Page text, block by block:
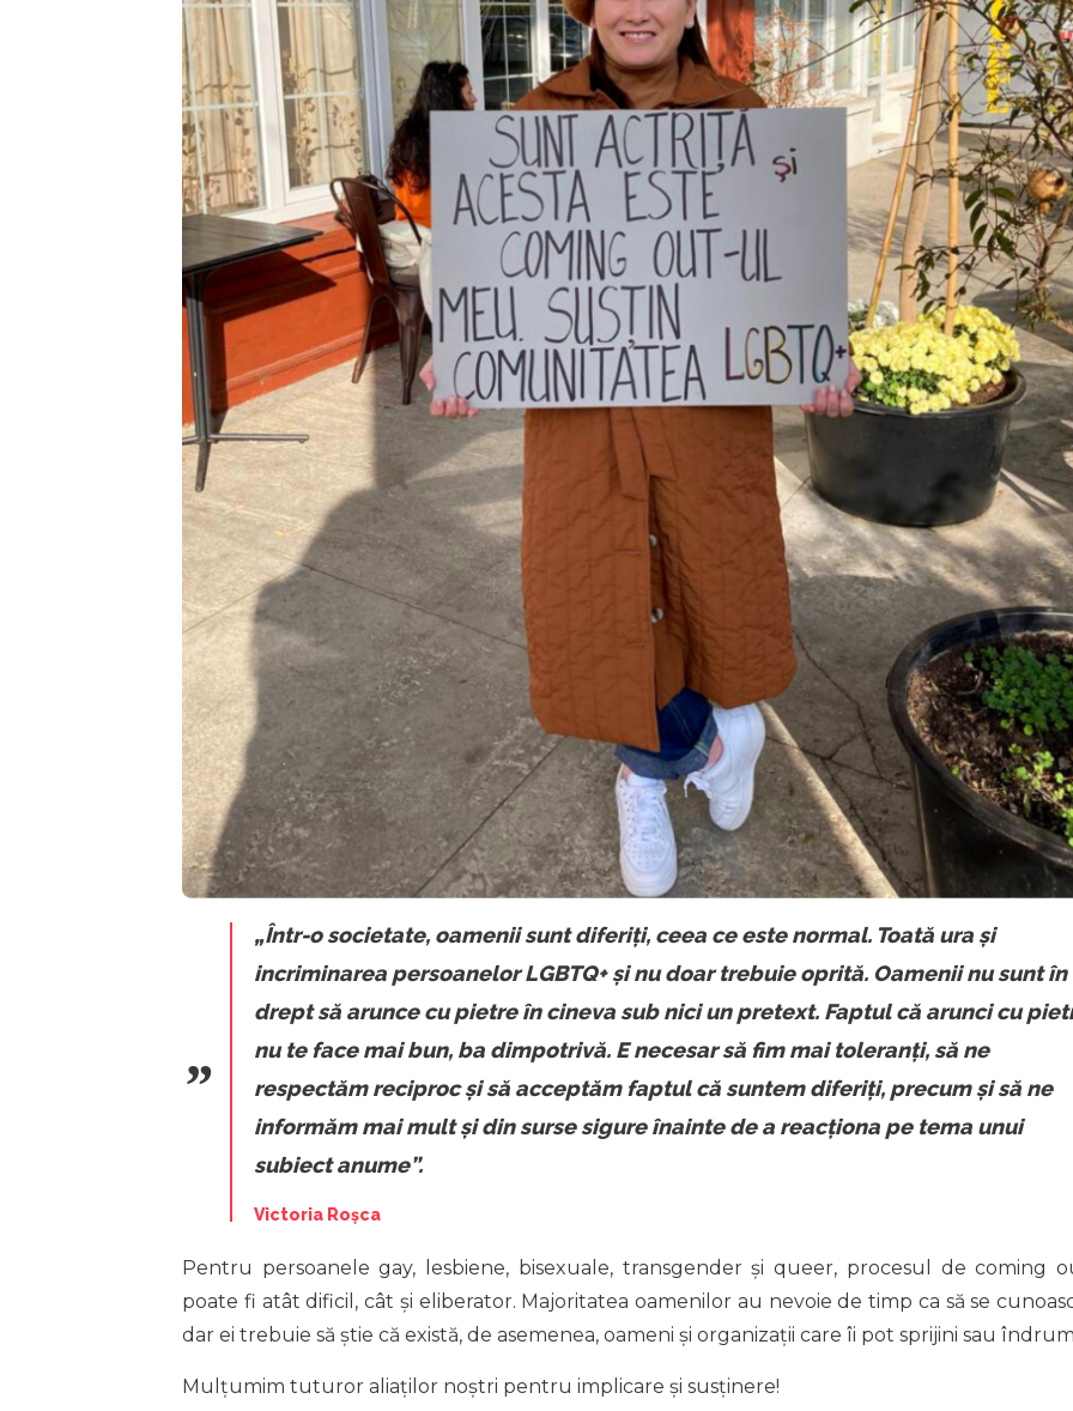
„Într-o societate, oamenii sunt diferiți, ceea ce este normal. Toată ura și
incriminarea persoanelor LGBTQ+ și nu doar trebuie oprită. Oamenii nu sunt în
drept să arunce cu pietre în cineva sub nici un pretext. Faptul că arunci cu
nu te face mai bun, ba dimpotrivă. E necesar să fim mai toleranți, să ne
respectăm reciproc și să acceptăm faptul că suntem diferiți, precum și să ne
informăm mai mult și din surse sigure înainte de a reacționa pe tema unui
subiect anume”.
Victoria Roșca
Pentru persoanele gay, lesbiene, bisexuale, transgender și queer, procesul de coming
poate fi atât dificil, cât și eliberator. Majoritatea oamenilor au nevoie de timp ca să se
dar ei trebuie să știe că există, de asemenea, oameni și organizații care îi pot sprijini sau
Mulțumim tuturor aliaților noștri pentru implicare și susținere!